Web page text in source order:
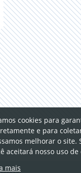
cookies para
e para
melhorar o site.
aceitará nosso uso de
mais